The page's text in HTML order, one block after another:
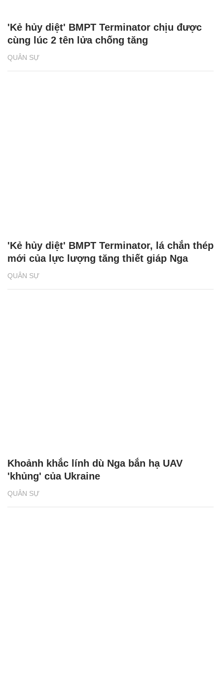
QUÂN SỰ
'Kẻ hủy diệt' BMPT Terminator chịu được
cùng lúc 2 tên lửa chống tăng
QUÂN SỰ
'Kẻ hủy diệt' BMPT Terminator, lá chắn thép
mới của lực lượng tăng thiết giáp Nga
QUÂN SỰ
Khoảnh khắc lính dù Nga bắn hạ UAV
'khủng' của Ukraine